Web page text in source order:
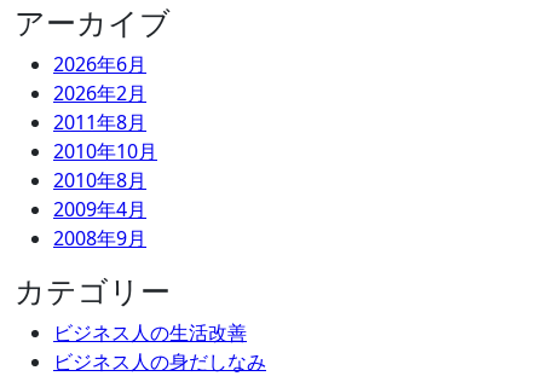
アーカイブ
2026年6月
2026年2月
2011年8月
2010年10月
2010年8月
2009年4月
2008年9月
カテゴリー
ビジネス人の生活改善
ビジネス人の身だしなみ